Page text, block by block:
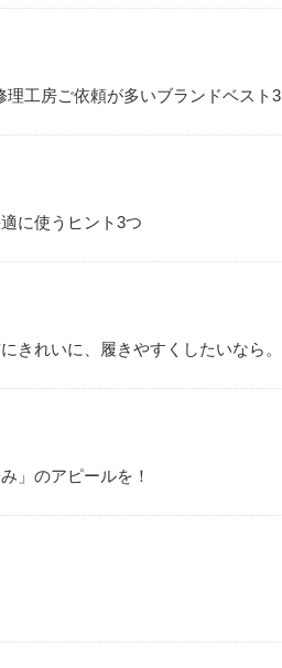
工房ご依頼が多いブランドベスト3
に使うヒント3つ
きれいに、履きやすくしたいなら。
」のアピールを！